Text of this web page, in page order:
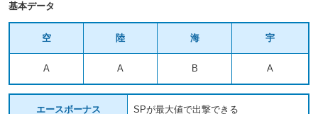
基本データ
空 陸 海 宇
A A B A
エースボーナス SPが最大値で出撃できる